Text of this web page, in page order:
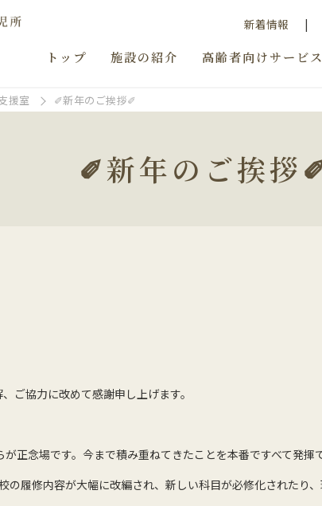
新着情報
トップ 施設の紹介 高齢者向けサービス
援室 ✐新年のご挨拶✐
✐新年のご挨拶
ご協力に改めて感謝申し上げます。
正念場です。今まで積み重ねてきたことを本番ですべて発揮
履修内容が大幅に改編され、新しい科目が必修化されたり